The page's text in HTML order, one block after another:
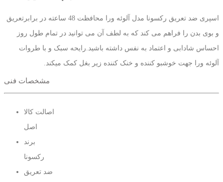
اسپری ضد تعریق رکسونا مدل آلوئه ورا محافظت 48 ساعته در برابرتعریق
و بوی بدن را فراهم می کند که به لطف آن می توانید در تمام طول روز
احساس شادابی و اعتماد به نفس داشته باشید.رایحه سبک و با طروات
آلوئه ورا جهت خوشبو کننده و خنک کننده زیر بغل کمک میکند.
مشخصات فنی
اصالت کالا
اصل
برند
رکسونا
ضد تعریق